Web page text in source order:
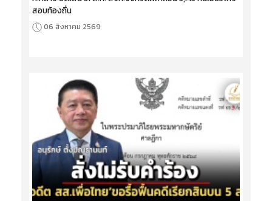
สอบท้องถิ่น
06 สิงหาคม 2569